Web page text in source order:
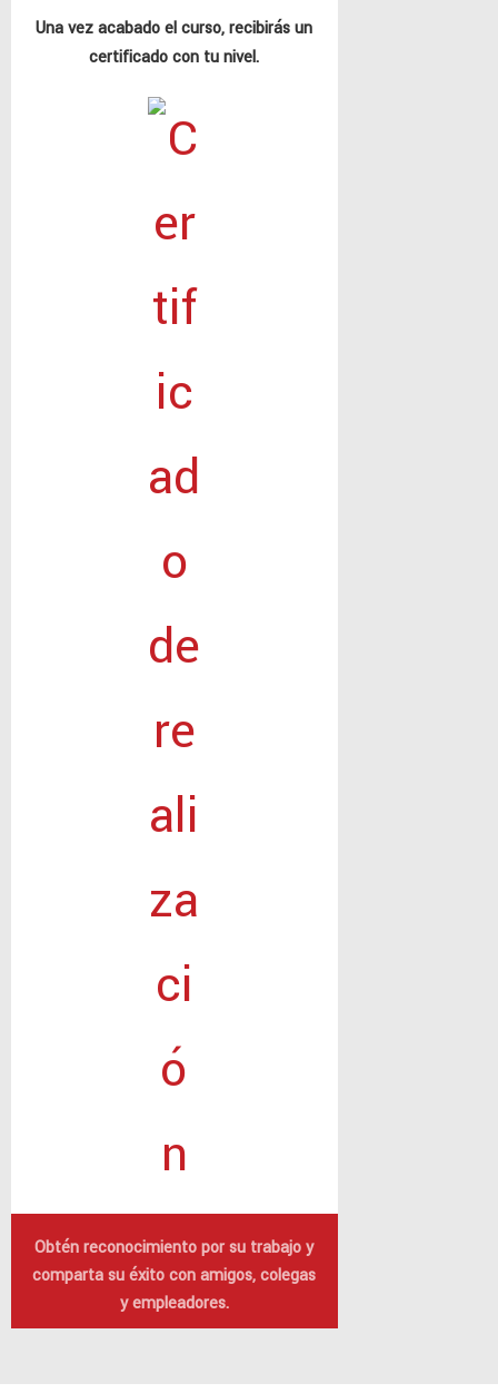
Una vez acabado el curso, recibirás un
certificado con tu nivel.
Obténreconocimientopor su trabajo y
compartasuéxitocon amigos, colegas
y empleadores.